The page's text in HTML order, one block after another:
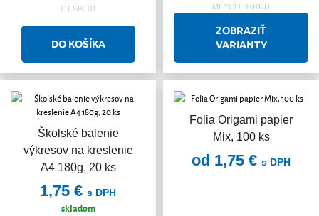
CT.SBT01 MEYCO.BKRUH
ZOBRAZIŤ
VARIANTY
Školské balenie
výkresov na kreslenie
A4 180g, 20 ks
1,75 € s DPH
skladom
Folia Origami papier
Mix, 100 ks
od 1,75 € s DPH